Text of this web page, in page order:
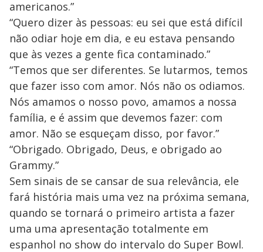
americanos.”
“Quero dizer às pessoas: eu sei que está difícil
não odiar hoje em dia, e eu estava pensando
que às vezes a gente fica contaminado.”
“Temos que ser diferentes. Se lutarmos, temos
que fazer isso com amor. Nós não os odiamos.
Nós amamos o nosso povo, amamos a nossa
família, e é assim que devemos fazer: com
amor. Não se esqueçam disso, por favor.”
“Obrigado. Obrigado, Deus, e obrigado ao
Grammy.”
Sem sinais de se cansar de sua relevância, ele
fará história mais uma vez na próxima semana,
quando se tornará o primeiro artista a fazer
uma uma apresentação totalmente em
espanhol no show do intervalo do Super Bowl.